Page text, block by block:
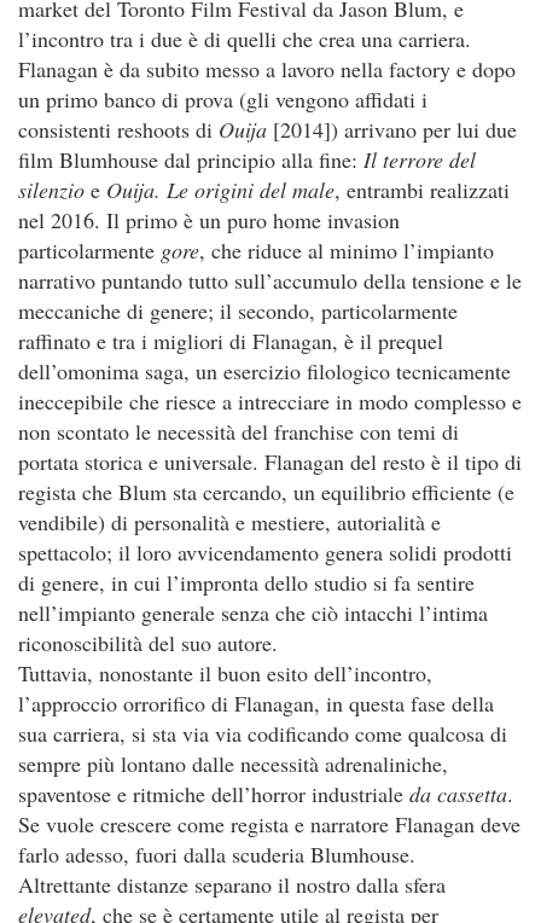
market del Toronto Film Festival da Jason Blum, e
l’incontro tra i due è di quelli che crea una carriera.
Flanagan è da subito messo a lavoro nella factory e dopo
un primo banco di prova (gli vengono affidati i
consistenti reshoots di Ouija [2014]) arrivano per lui due
film Blumhouse dal principio alla fine: Il terrore del
silenzio e Ouija. Le origini del male, entrambi realizzati
nel 2016. Il primo è un puro home invasion
particolarmente gore, che riduce al minimo l’impianto
narrativo puntando tutto sull’accumulo della tensione e le
meccaniche di genere; il secondo, particolarmente
raffinato e tra i migliori di Flanagan, è il prequel
dell’omonima saga, un esercizio filologico tecnicamente
ineccepibile che riesce a intrecciare in modo complesso e
non scontato le necessità del franchise con temi di
portata storica e universale. Flanagan del resto è il tipo di
regista che Blum sta cercando, un equilibrio efficiente (e
vendibile) di personalità e mestiere, autorialità e
spettacolo; il loro avvicendamento genera solidi prodotti
di genere, in cui l’impronta dello studio si fa sentire
nell’impianto generale senza che ciò intacchi l’intima
riconoscibilità del suo autore.
Tuttavia, nonostante il buon esito dell’incontro,
l’approccio orrorifico di Flanagan, in questa fase della
sua carriera, si sta via via codificando come qualcosa di
sempre più lontano dalle necessità adrenaliniche,
spaventose e ritmiche dell’horror industriale da cassetta.
Se vuole crescere come regista e narratore Flanagan deve
farlo adesso, fuori dalla scuderia Blumhouse.
Altrettante distanze separano il nostro dalla sfera
elevated, che se è certamente utile al regista per